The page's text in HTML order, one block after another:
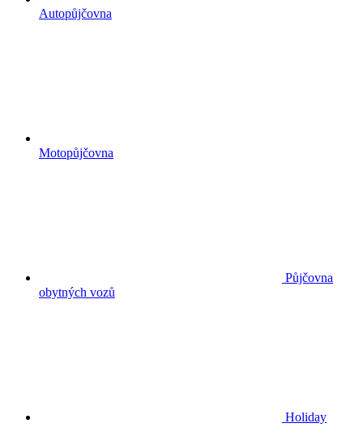
Autopůjčovna
Motopůjčovna
Půjčovna
obytných vozů
Holiday